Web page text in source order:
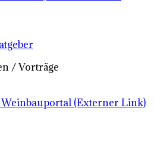
/ Vorträge
(Externer Link)